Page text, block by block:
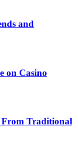
and
on Casino
Traditional